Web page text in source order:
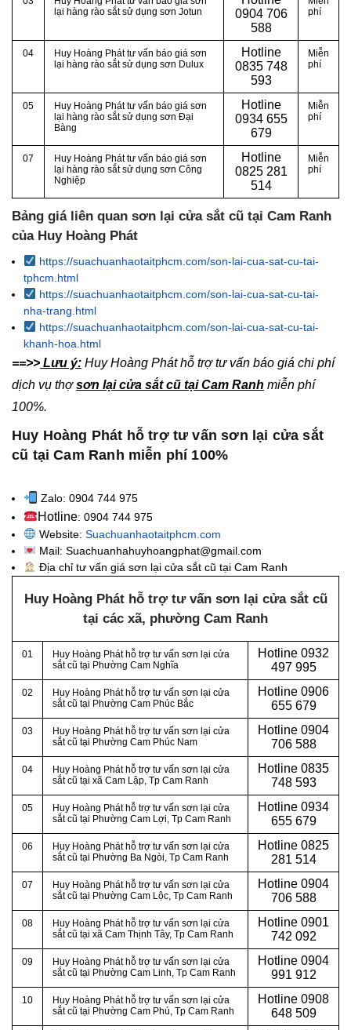
lại hàng rào sắt sử dụng sơn Jotun
0904 706
588
phí
04
Huy Hoàng Phát tư vấn báo giá sơn
lại hàng rào sắt sử dụng sơn Dulux
Hotline
0835 748
593
Miễn
phí
05
Huy Hoàng Phát tư vấn báo giá sơn
lại hàng rào sắt sử dụng sơn Đại
Bàng
Hotline
0934 655
679
Miễn
phí
07
Huy Hoàng Phát tư vấn báo giá sơn
lại hàng rào sắt sử dụng sơn Công
Nghiệp
Hotline
0825 281
514
Miễn
phí
Bảng giá liên quan sơn lại cửa sắt cũ tại Cam Ranh
của Huy Hoàng Phát
https://suachuanhaotaitphcm.com/son-lai-cua-sat-cu-tai-
tphcm.html
https://suachuanhaotaitphcm.com/son-lai-cua-sat-cu-tai-
nha-trang.html
https://suachuanhaotaitphcm.com/son-lai-cua-sat-cu-tai-
khanh-hoa.html
==>> Lưu ý: Huy Hoàng Phát hỗ trợ tư vấn báo giá chi phí
dịch vụ thợsơn lại cửa sắt cũ tại Cam Ranh miễn phí
100%.
Huy Hoàng Phát hỗ trợ tư vấn sơn lại cửa sắt
cũ tại Cam Ranh miễn phí 100%
Zalo: 0904 744 975
Hotline: 0904 744 975
Website: Suachuanhaotaitphcm.com
Mail: Suachuanhahuyhoangphat@gmail.com
Địa chỉ tư vấn giá sơn lại cửa sắt cũ tại Cam Ranh
Huy Hoàng Phát hỗ trợ tư vấn sơn lại cửa sắt cũ
tại các xã, phường Cam Ranh
01
Huy Hoàng Phát hỗ trợ tư vấn sơn lại cửa
sắt cũ tại Phường Cam Nghĩa
Hotline 0932
497 995
02
Huy Hoàng Phát hỗ trợ tư vấn sơn lại cửa
sắt cũ tại Phường Cam Phúc Bắc
Hotline 0906
655 679
03
Huy Hoàng Phát hỗ trợ tư vấn sơn lại cửa
sắt cũ tại Phường Cam Phúc Nam
Hotline 0904
706 588
04
Huy Hoàng Phát hỗ trợ tư vấn sơn lại cửa
sắt cũ tại xã Cam Lập, Tp Cam Ranh
Hotline 0835
748 593
05
Huy Hoàng Phát hỗ trợ tư vấn sơn lại cửa
sắt cũ tại Phường Cam Lợi, Tp Cam Ranh
Hotline 0934
655 679
06
Huy Hoàng Phát hỗ trợ tư vấn sơn lại cửa
sắt cũ tại Phường Ba Ngòi, Tp Cam Ranh
Hotline 0825
281 514
07
Huy Hoàng Phát hỗ trợ tư vấn sơn lại cửa
sắt cũ tại Phường Cam Lộc, Tp Cam Ranh
Hotline 0904
706 588
08
Huy Hoàng Phát hỗ trợ tư vấn sơn lại cửa
sắt cũ tại xã Cam Thịnh Tây, Tp Cam Ranh
Hotline 0901
742 092
09
Huy Hoàng Phát hỗ trợ tư vấn sơn lại cửa
sắt cũ tại Phường Cam Linh, Tp Cam Ranh
Hotline 0904
991 912
10
Huy Hoàng Phát hỗ trợ tư vấn sơn lại cửa
sắt cũ tại Phường Cam Phú, Tp Cam Ranh
Hotline 0908
648 509